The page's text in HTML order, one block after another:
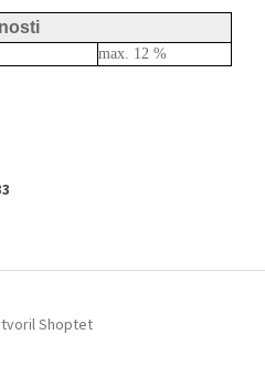
max. 12 %
Shoptet